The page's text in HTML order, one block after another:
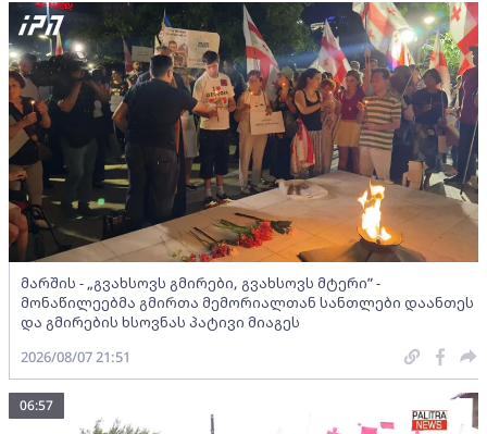
მარშის - „გვახსოვს გმირები, გვახსოვს მტერი” -
მონაწილეებმა გმირთა მემორიალთან სანთლები დაანთეს
და გმირების ხსოვნას პატივი მიაგეს
2026/08/07 21:51
06:57